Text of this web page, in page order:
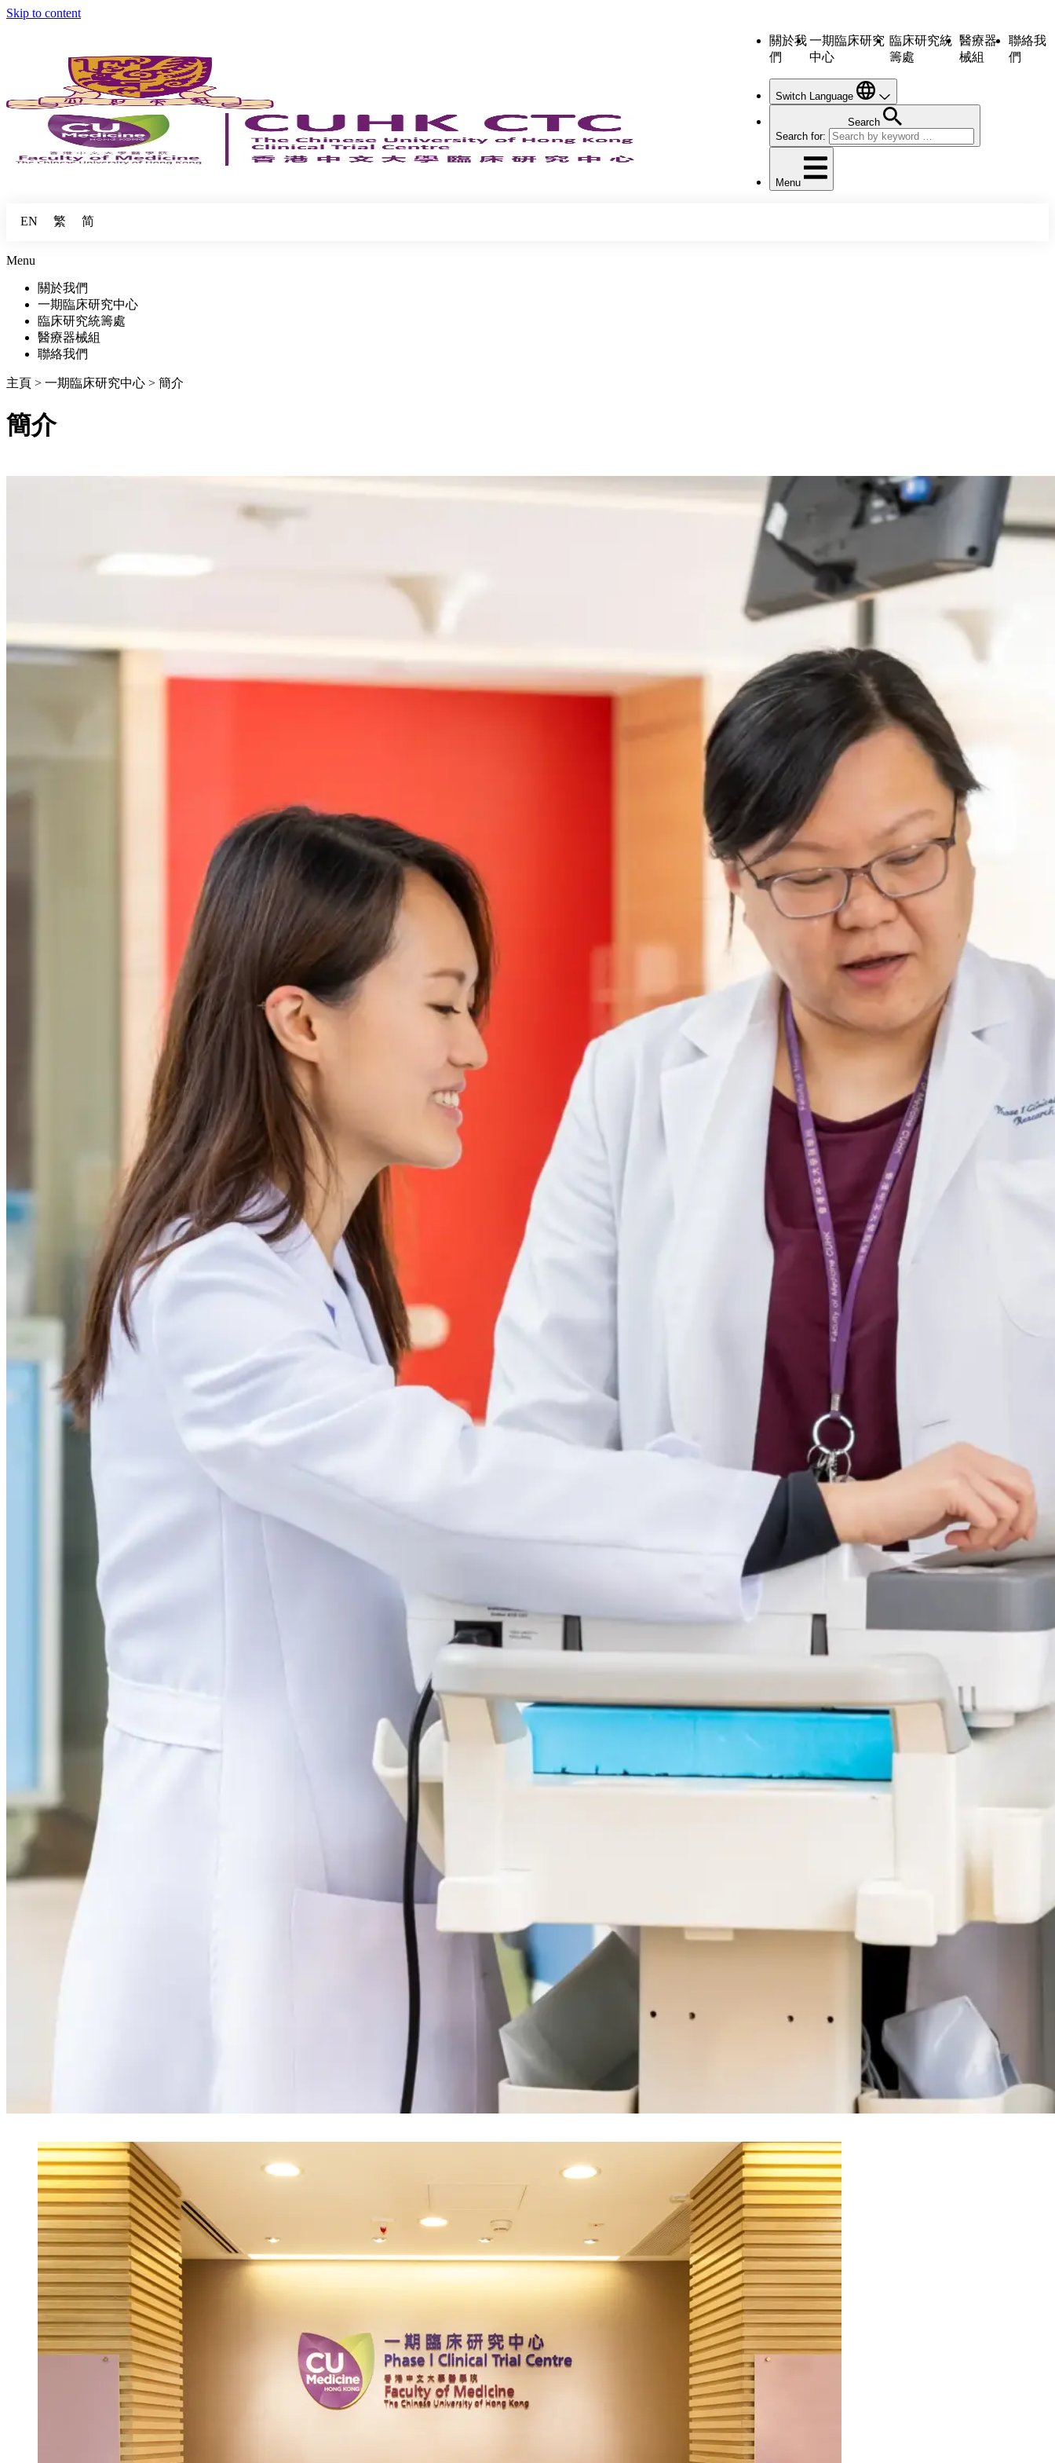
Skip to content
關於我
們
一期臨床研究
中心
臨床研究統
籌處
醫療器
械組
聯絡我
們
Switch Language
Search
Search for:
Menu
EN 繁 简
Menu
關於我們
一期臨床研究中心
臨床研究統籌處
醫療器械組
聯絡我們
主頁 > 一期臨床研究中心 > 簡介
簡介